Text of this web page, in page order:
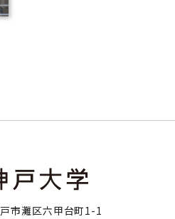
市灘区六甲台町1-1